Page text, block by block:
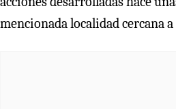
mencionada localidad cercana